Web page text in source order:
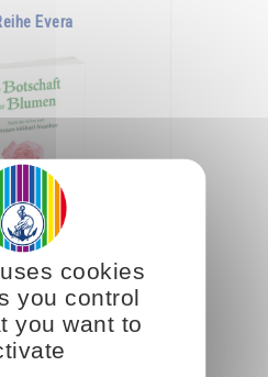
Evera
verbundene Thema wird
Texte von Omraam Mikhaël
Entwicklung des
cookies
you control
you want to